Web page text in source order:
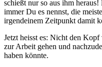
schießt nur so aus ihm
immer Du es nennst, die
irgendeinem Zeitpunkt damit
Jetzt heisst es: Nicht den
zur Arbeit gehen und
haben könnte.